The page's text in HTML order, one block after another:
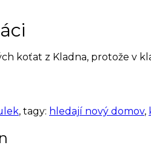
koťat z Kladna, protože v
, tagy: hledají nový domov,